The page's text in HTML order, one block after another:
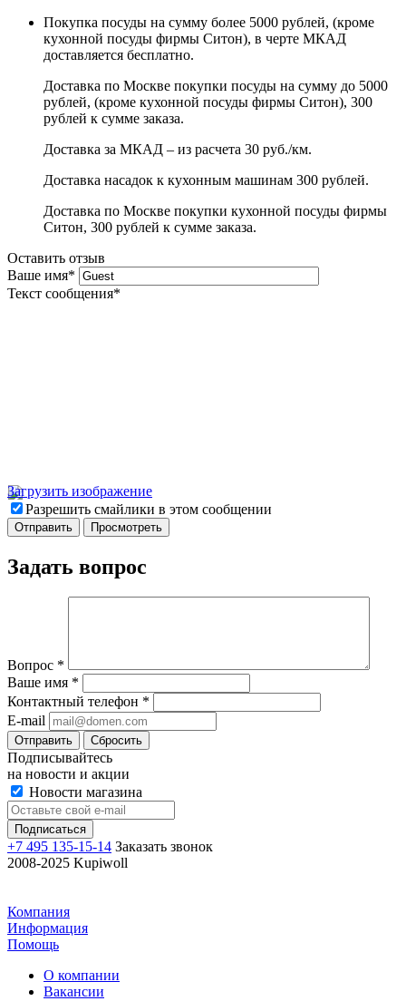
Покупка посуды на сумму более 5000 рублей, (кроме
кухонной посуды фирмы Ситон), в черте МКАД
доставляется бесплатно.
Доставка по Москве покупки посуды на сумму до 5000
рублей, (кроме кухонной посуды фирмы Ситон), 300
рублей к сумме заказа.
Доставка за МКАД – из расчета 30 руб./км.
Доставка насадок к кухонным машинам 300 рублей.
Доставка по Москве покупки кухонной посуды фирмы
Ситон, 300 рублей к сумме заказа.
Оставить отзыв
Ваше имя*
Текст сообщения*
Загрузить изображение
Разрешить смайлики в этом сообщении
Задать вопрос
Вопрос *
Ваше имя *
Контактный телефон *
E-mail
Отправить Сбросить
Подписывайтесь
на новости и акции
Новости магазина
+7 495 135-15-14 Заказать звонок
2008-2025 Kupiwoll
Компания
Информация
Помощь
О компании
Вакансии